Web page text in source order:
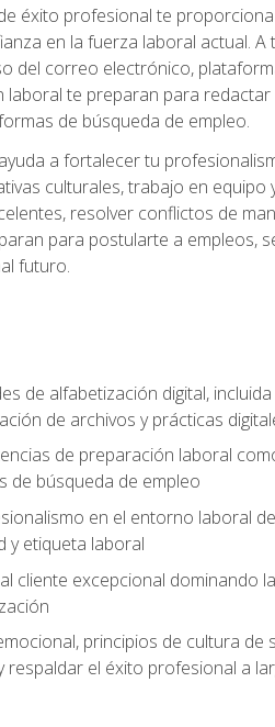
éxito profesional te
en la fuerza laboral actual.
del correo electrónico,
te preparan para
de búsqueda de empleo.
a fortalecer tu
culturales, trabajo en
resolver conflictos de
para postularte a empleos,
futuro.
de alfabetización digital,
de archivos y prácticas
de preparación laboral
de búsqueda de empleo
en el entorno laboral
y etiqueta laboral
cliente excepcional dominando
principios de cultura
respaldar el éxito profesional a